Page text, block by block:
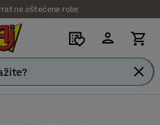
ne oštećene robe